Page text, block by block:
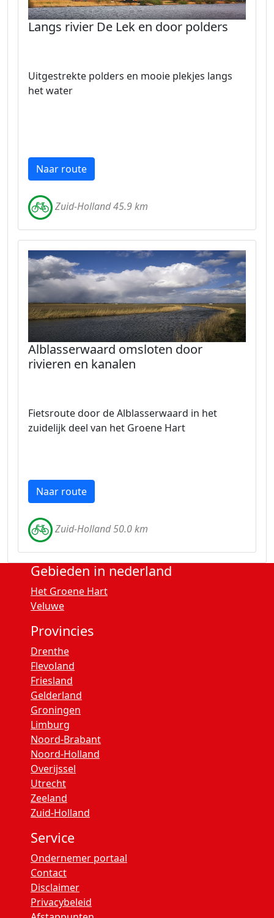
Langs rivier De Lek en door polders
Uitgestrekte polders en mooie plekjes langs
het water
Naar route
Zuid-Holland 45.9 km
Alblasserwaard omsloten door
rivieren en kanalen
Fietsroute door de Alblasserwaard in het
zuidelijk deel van het Groene Hart
Naar route
Zuid-Holland 50.0 km
Gebieden in nederland
Het Groene Hart
Veluwe
Provincies
Drenthe
Flevoland
Friesland
Gelderland
Groningen
Limburg
Noord-Brabant
Noord-Holland
Overijssel
Utrecht
Zeeland
Zuid-Holland
Service
Ondernemer portaal
Contact
Disclaimer
Privacybeleid